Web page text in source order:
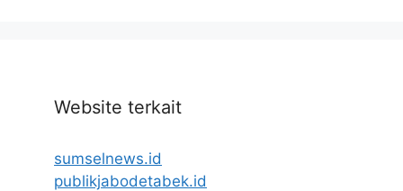
Website terkait
sumselnews.id
publikjabodetabek.id